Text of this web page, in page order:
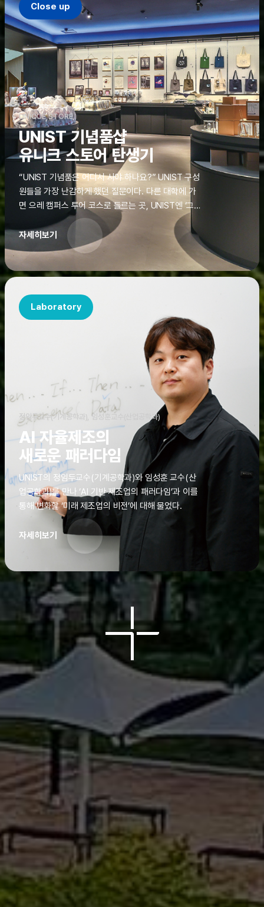
Close up
UNIQUE STORE
UNIST 기념품샵
유니크 스토어 탄생기
“UNIST 기념품은 어디서 사야 하나요?” UNIST 구성
원들을 가장 난감하게 했던 질문이다. 다른 대학에 가
면 으레 캠퍼스 투어 코스로 들르는 곳, UNIST엔 ‘그
것’이 없었다. 학교 탐방을 왔던 고등학생도, 자녀를 방
문하러 온 학부모도 빈손으로 돌려보내야 했던 아쉬움
을 달래줄 공간이 ‘유니크 스토어(UNIQUE
STORE)’라는 이름으로 지난해 11월 문을 열었다.
자세히보기
Laboratory
정임두교수(기계공학과), 임성훈교수(산업공학과)
AI 자율제조의
새로운 패러다임
UNIST의 정임두교수(기계공학과)와 임성훈 교수(산
업공학과)를 만나 ‘AI 기반 제조업의 패러다임’과 이를
통해 변화할 ‘미래 제조업의 비전’에 대해 물었다.
자세히보기